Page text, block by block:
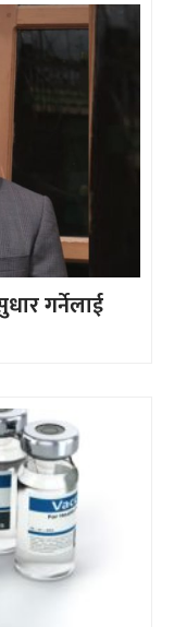
गर्नेलाई